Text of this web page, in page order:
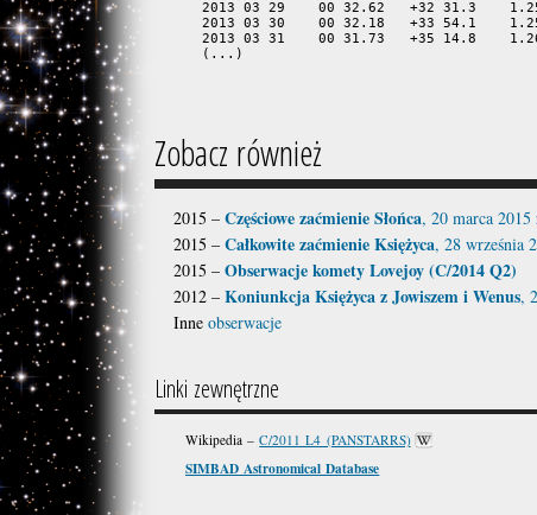
2013 03 29    00 32.62   +32 31.3
2013 03 30    00 32.18   +33 54.1
2013 03 31    00 31.73   +35 14.8
(...)
Zobacz również
2015 – Częściowe zaćmienie Słońca, 20 marca 2015
2015 – Całkowite zaćmienie Księżyca, 28 września
2015 – Obserwacje komety Lovejoy (C/2014 Q2)
2012 – Koniunkcja Księżyca z Jowiszem i Wenus,
Inne obserwacje
Linki zewnętrzne
Wikipedia –C/2011 L4 (PANSTARRS)
SIMBAD Astronomical Database